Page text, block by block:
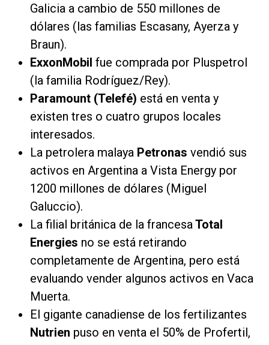
Galicia a cambio de 550 millones de
dólares (las familias Escasany, Ayerza y
Braun).
ExxonMobil fue comprada por Pluspetrol
(la familia Rodríguez/Rey).
Paramount (Telefé) está en venta y
existen tres o cuatro grupos locales
interesados.
La petrolera malaya Petronas vendió sus
activos en Argentina a Vista Energy por
1200 millones de dólares (Miguel
Galuccio).
La filial británica de la francesa Total
Energies no se está retirando
completamente de Argentina, pero está
evaluando vender algunos activos en Vaca
Muerta.
El gigante canadiense de los fertilizantes
Nutrien puso en venta el 50% de Profertil,